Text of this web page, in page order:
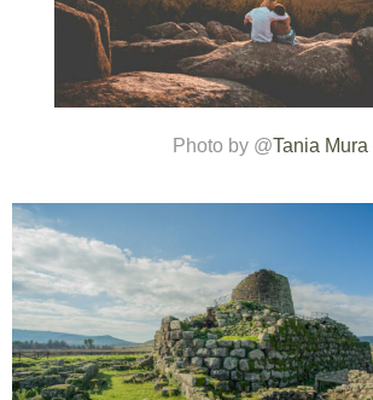
Photo by @Tania Mura